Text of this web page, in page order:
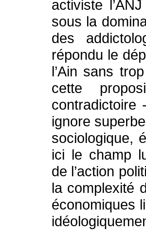
activiste
sous la
des
répondu le
l’Ain sans
cette
contradictoire
ignore
sociologique,
ici le champ
de l’action
la complexité
économiques